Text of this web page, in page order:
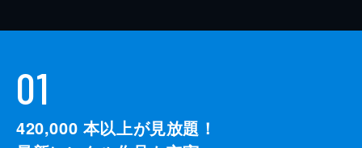
01
420,000 本以上が見放題！